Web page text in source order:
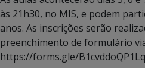
às 21h30, no MIS, e podem
anos. As inscrições serão
preenchimento de formulário
https://forms.gle/